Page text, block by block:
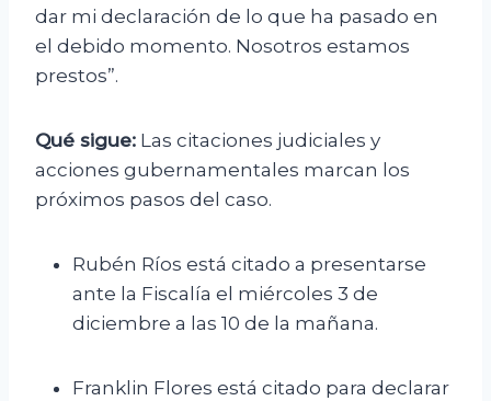
dar mi declaración de lo que ha pasado en
el debido momento. Nosotros estamos
prestos”.
Qué sigue: Las citaciones judiciales y
acciones gubernamentales marcan los
próximos pasos del caso.
Rubén Ríos está citado a presentarse
ante la Fiscalía el miércoles 3 de
diciembre a las 10 de la mañana.
Franklin Flores está citado para declarar